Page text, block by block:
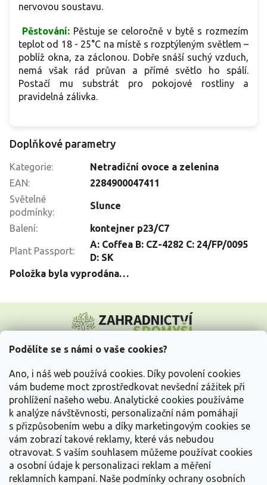
Podělíte se s námi o vaše cookies?
Ano, i náš web používá cookies. Díky povolení cookies
vám budeme moct zprostředkovat nevšední zážitek při
prohlížení našeho webu. Analytické cookies používáme
k analýze návštěvnosti, personalizační nám pomáhají
s přizpůsobením webu a díky marketingovým cookies se
vám zobrazí takové reklamy, které vás nebudou
otravovat. S vaším souhlasem můžeme používat cookies
a osobní údaje k personalizaci reklam a měření
reklamních kampaní. Naše podmínky ochrany osobních
nervovou soustavu.
Pěstování: Pěstuje se celoročně v bytě s rozmezím
teplot od 18 - 25°C na místě s rozptýleným světlem –
poblíž okna, za záclonou. Dobře snáší suchý vzduch,
nemá však rád průvan a přímé světlo ho spálí.
Postačí mu substrát pro pokojové rostliny a
pravidelná zálivka.
Doplňkové parametry
Kategorie:
Netradiční ovoce a zelenina
EAN:
2284900047411
Světelné
podmínky:
Slunce
Balení: kontejner p23/C7
Plant Passport:
A: Coffea B: CZ-4282 C: 24/FP/0095
D: SK
Položka byla vyprodána…
p
Vše o nákupu
Informace pro Vás
Kontakujte nás